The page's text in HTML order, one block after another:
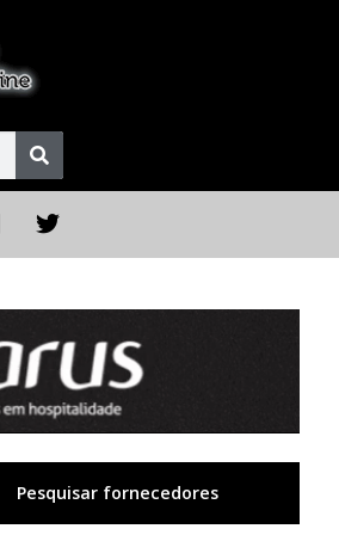
Pesquisar fornecedores